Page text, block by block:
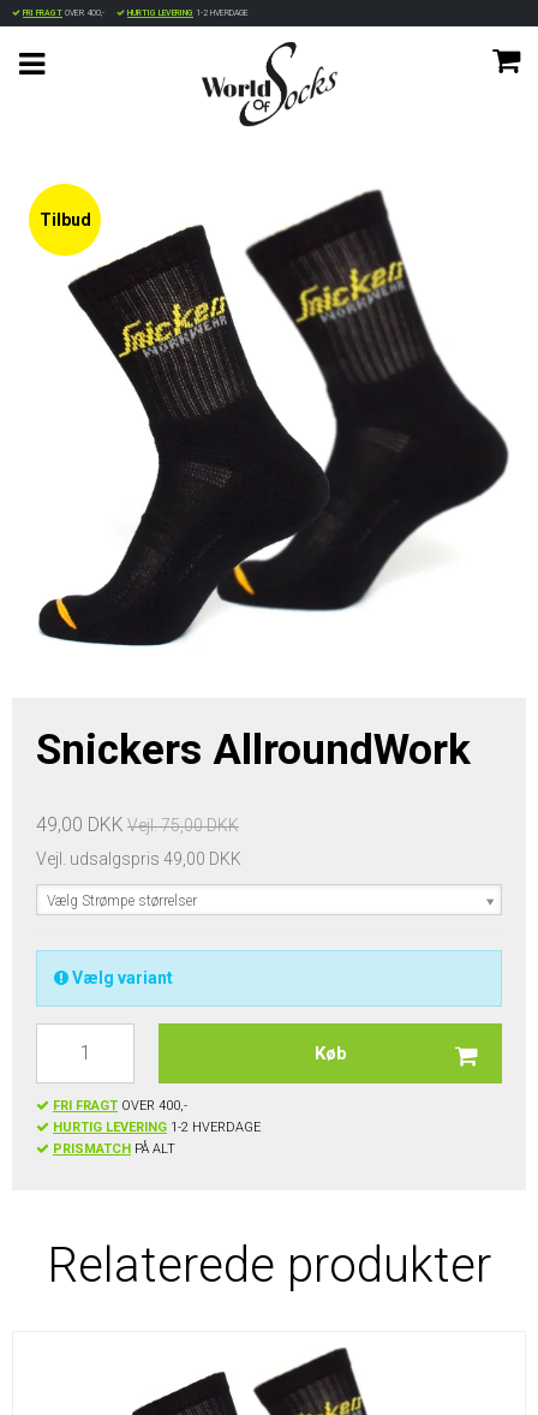
FRI FRAGT OVER 400,- HURTIG LEVERING 1-2 HVERDAGE
Tilbud
Snickers AllroundWork
49,00 DKK Vejl. 75,00 DKK
Vejl. udsalgspris 49,00 DKK
Vælg Strømpe størrelser
Vælg variant
Køb
FRI FRAGT OVER 400,-
HURTIG LEVERING 1-2 HVERDAGE
PRISMATCH PÅ ALT
Relaterede produkter